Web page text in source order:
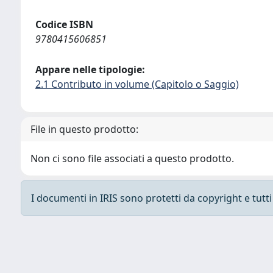
Codice ISBN
9780415606851
Appare nelle tipologie:
2.1 Contributo in volume (Capitolo o Saggio)
File in questo prodotto:
Non ci sono file associati a questo prodotto.
I documenti in IRIS sono protetti da copyright e